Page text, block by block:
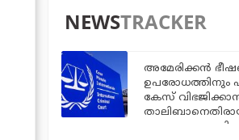
NEWSTRACKER
അമേരിക്കന്‍
ഉപരോധത്തിനും
കേസ്
വേറെ